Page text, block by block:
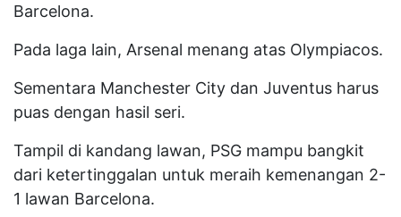
Barcelona.
Pada laga lain, Arsenal menang atas Olympiacos.
Sementara Manchester City dan Juventus harus
puas dengan hasil seri.
Tampil di kandang lawan, PSG mampu bangkit
dari ketertinggalan untuk meraih kemenangan 2-
1 lawan Barcelona.